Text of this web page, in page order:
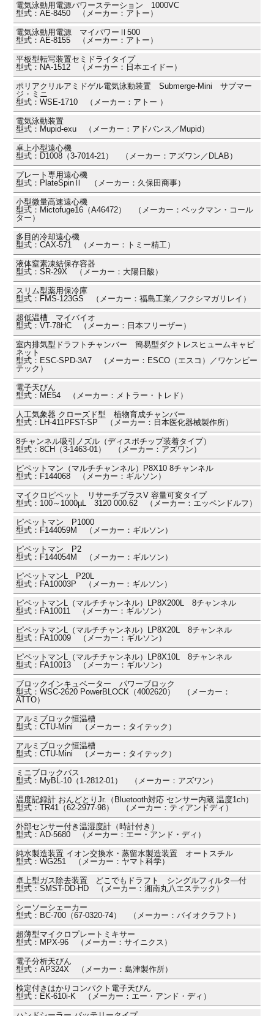
電気泳動用電源パワーステーション 1000VC
型式：AE-8450 （メーカー：アトー）
電気泳動用電源 マイパワーⅡ500
型式：AE-8155 （メーカー：アトー）
平板型転写装置セミドライタイプ
型式：NA-1512 （メーカー：日本エイドー）
ポリアクリルアミドゲル電気泳動装置 Submerge-Mini サブマー
ジ・ミニ
型式：WSE-1710 （メーカー：アトー ）
電気泳動装置
型式：Mupid-exu （メーカー：アドバンス／Mupid）
卓上小型遠心機
型式：D1008（3-7014-21） （メーカー：アズワン／DLAB）
プレート専用遠心機
型式：PlateSpinⅡ （メーカー：久保田商事）
小型微量高速遠心機
型式：Mictofuge16（A46472） （メーカー：ベックマン・コール
ター）
多目的冷却遠心機
型式：CAX-571 （メーカー：トミー精工）
液体窒素凍結保存容器
型式：SR-29X （メーカー：大陽日酸）
スリム型薬用保冷庫
型式：FMS-123GS （メーカー：福島工業／フクシマガリレイ）
超低温槽 マイバイオ
型式：VT-78HC （メーカー：日本フリーザー）
室内排気型ドラフトチャンバー 簡易型ダクトレスヒュームキャビ
ネット
型式：ESC-SPD-3A7 （メーカー：ESCO（エスコ）／ワケンビー
テック）
電子天びん
型式：ME54 （メーカー：メトラー・トレド）
人工気象器 クローズド型 植物育成チャンバー
型式：LH-411PFST-SP （メーカー：日本医化器械製作所）
8チャンネル吸引ノズル（ディスポチップ装着タイプ）
型式：8CH（3-1463-01） （メーカー：アズワン）
ピペットマン（マルチチャンネル）P8X10 8チャンネル
型式：F144068 （メーカー：ギルソン）
マイクロピペット リサーチプラスV 容量可変タイプ
型式：100～1000µL 3120 000.62 （メーカー：エッペンドルフ）
ピペットマン P1000
型式：F144059M （メーカー：ギルソン）
ピペットマン P2
型式：F144054M （メーカー：ギルソン）
ピペットマンL P20L
型式：FA10003P （メーカー：ギルソン）
ピペットマンL（マルチチャンネル）LP8X200L 8チャンネル
型式：FA10011 （メーカー：ギルソン）
ピペットマンL（マルチチャンネル）LP8X20L 8チャンネル
型式：FA10009 （メーカー：ギルソン）
ピペットマンL（マルチチャンネル）LP8X10L 8チャンネル
型式：FA10013 （メーカー：ギルソン）
ブロックインキュベーター パワーブロック
型式：WSC-2620 PowerBLOCK（4002620） （メーカー：
ATTO）
アルミブロック恒温槽
型式：CTU-Mini （メーカー：タイテック）
アルミブロック恒温槽
型式：CTU-Mini （メーカー：タイテック）
ミニブロックバス
型式：MyBL-10（1-2812-01） （メーカー：アズワン）
温度記録計 おんどとりJr.（Bluetooth対応 センサー内蔵 温度1ch）
型式：TR41（62-2977-98） （メーカー：ティアンドディ）
外部センサー付き温湿度計（時計付き）
型式：AD-5680 （メーカー：エー・アンド・ディ）
純水製造装置 イオン交換水・蒸留水製造装置 オートスチル
型式：WG251 （メーカー：ヤマト科学）
卓上型ガス除去装置 どこでもドラフト シングルフィルタ―付
型式：SMST-DD-HD （メーカー：湘南丸八エステック）
シーソーシェーカー
型式：BC-700（67-0320-74） （メーカー：バイオクラフト）
超薄型マイクロプレートミキサー
型式：MPX-96 （メーカー：サイニクス）
電子分析天びん
型式：AP324X （メーカー：島津製作所）
検定付きはかりコンパクト電子天びん
型式：EK-610i-K （メーカー：エー・アンド・ディ）